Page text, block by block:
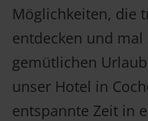
Möglichkeiten, die
entdecken und
gemütlichen
unser Hotel in
entspannte Zeit in